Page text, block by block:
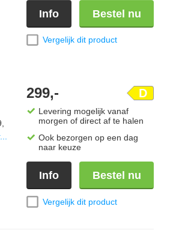
Info Bestel nu
Vergelijk dit product
D
299,-
Levering mogelijk vanaf
morgen of direct af te halen
Ook bezorgen op een dag
naar keuze
Info Bestel nu
Vergelijk dit product